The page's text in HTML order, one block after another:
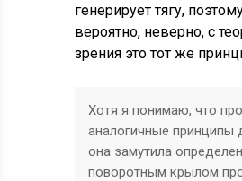
генерирует тягу,
вероятно, неверно, с
зрения это тот же
Хотя я понимаю, что
аналогичные принципы
она замутила
поворотным крылом